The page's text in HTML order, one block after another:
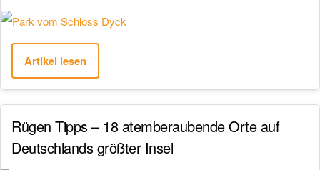
Artikel lesen
Rügen Tipps – 18 atemberaubende Orte auf
Deutschlands größter Insel